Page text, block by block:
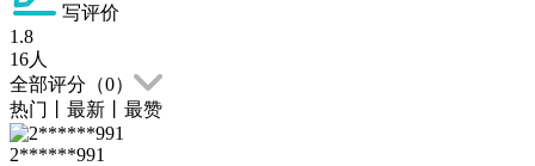
写评价
1.8
16人
全部评分（0）
热门
最新 最赞
2******991